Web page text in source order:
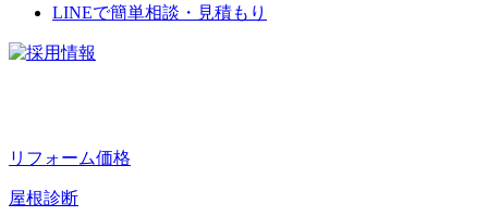
LINEで簡単相談・見積もり
リフォーム価格
屋根診断